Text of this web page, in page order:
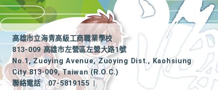
高雄市立海青高級工商職業學校
813-009 高雄市左營區左營大路1號
No.1, Zuoying Avenue, Zuoying Dist., Kaohsiung
City 813-009, Taiwan (R.O.C.)
聯絡電話
07-5819155
|